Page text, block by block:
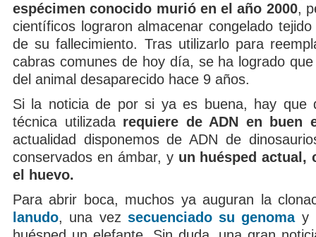
espécimen conocido murió en el año 2000,
científicos lograron almacenar congelado
de su fallecimiento. Tras utilizarlo para
cabras comunes de hoy día, se ha logrado
del animal desaparecido hace 9 años.
Si la noticia de por si ya es buena, hay que
técnica utilizada requiere de ADN en buen
actualidad disponemos de ADN de
conservados en ámbar, y un huésped actual,
el huevo.
Para abrir boca, muchos ya auguran la
lanudo, una vez secuenciado su genomay